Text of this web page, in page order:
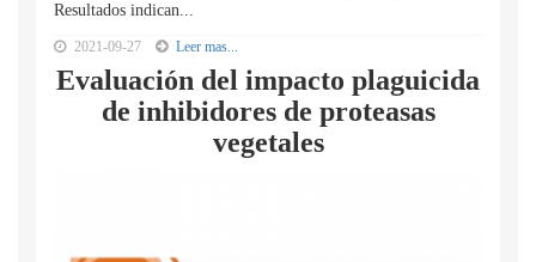
Resultados indican...
2021-09-27 Leer mas...
Evaluación del impacto plaguicida
de inhibidores de proteasas
vegetales